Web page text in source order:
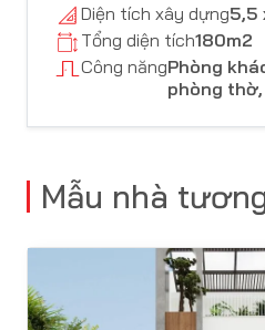
Diện tích xây dựng5,5
Tổng diện tích180m2
Công năngPhòng
phòng thờ,
Mẫu nhà